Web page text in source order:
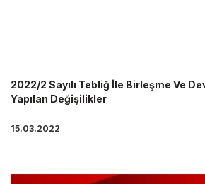
2022/2 Sayılı Tebliğ İle Birleşme Ve
Yapılan Değişilikler
15.03.2022